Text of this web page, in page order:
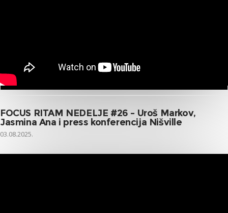
FOCUS RITAM NEDELJE #26 – Uroš Markov,
Jasmina Ana i press konferencija Nišville
03.08.2025.